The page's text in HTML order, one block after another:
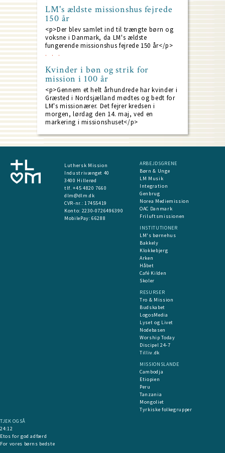
LM's ældste missionshus fejrede
150 år
<p>Der blev samlet ind til trængte børn og
voksne i Danmark, da LM's ældste
fungerende missionshus fejrede 150 år</p>
Kvinder i bøn og strik for
mission i 100 år
<p>Gennem et helt århundrede har kvinder i
Græsted i Nordsjælland mødtes og bedt for
LM's missionærer. Det fejrer kredsen i
morgen, lørdag den 14. maj, ved en
markering i missionshuset</p>
Luthersk Mission
Industrivænget 40
3400 Hillerød
tlf. +45 4820 7660
dlm@dlm.dk
CVR-nr.: 17455419
​Konto: 2230-0726496390
MobilePay:66288
ARBEJDSGRENE
Børn & Unge
LM Musik
Integration
Genbrug
Norea Mediemission
OAC Danmark
Friluftsmissionen
INSTITUTIONER
LM's børnehus
Bakkely
Klokkebjerg
Arken
Håbet
Café Kilden
Skoler
RESURSER
Tro & Mission
Budskabet
LogosMedia
Lyset og Livet
Nodebasen
Worship Today
Discipel 24-7
Tilliv.dk
MISSIONSLANDE
Cambodja
Etiopien
Peru
Tanzania
Mongoliet
Tyrkiske folkegrupper
TJEK OGSÅ
24:12
Etos for god adfærd
For vores børns bedste